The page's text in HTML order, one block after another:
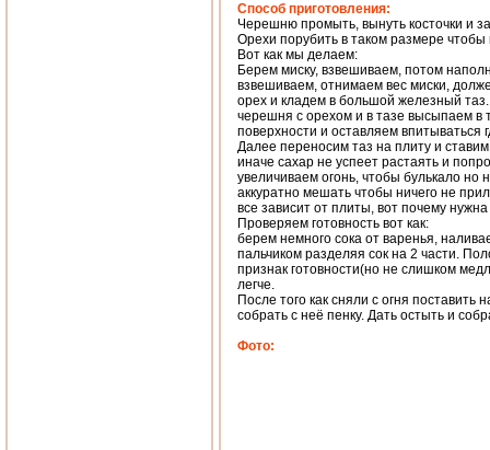
Способ приготовления:
Черешню промыть, вынуть косточки и
Орехи порубить в таком размере
Вот как мы делаем:
Берем миску, взвешиваем, потом
взвешиваем, отнимаем вес миски,
орех и кладем в большой железный таз.
черешня с орехом и в тазе высыпаем в
поверхности и оставляем впитываться
Далее переносим таз на плиту и
иначе сахар не успеет растаять и
увеличиваем огонь, чтобы булькало
аккуратно мешать чтобы ничего не
все зависит от плиты, вот почему
Проверяем готовность вот как:
берем немного сока от варенья,
пальчиком разделяя сок на 2 части.
признак готовности(но не слишком
легче.
После того как сняли с огня
собрать с неё пенку. Дать остыть и
Фото: